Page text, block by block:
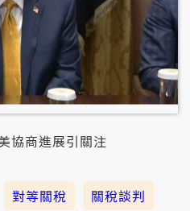
協商進展引關注
對等關稅
關稅談判